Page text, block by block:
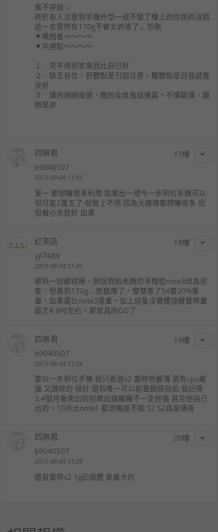
風不停說：
終於有人注意到手機外型一成不變了樓上的你說的沒錯
這一支竟然有170g不會太誇張了... 恕刪
▼嘴炮者～～～～
▼共通點～～～～
１．見不得別家東西比自己好
２．缺乏自信，好聽點是引起注意，難聽點是自我感覺
良好
３．講的頭頭是道，聽的全是鬼話連篇，不懂裝懂，顛
倒是非
17
四無君
b9040507
2013-09-04 11:19
第一 都想賺很多利潤 如果出一現今一步到位手機可以
但可能2萬五了 但實上不用 因為大廠牌都想賺很多 但
但看小米就好 如果
18
紅茶店
yjl7489
2013-09-04 11:20
看到一切都很棒，想說買給老媽的手機從note3改為這
隻，但看到170g... 就猶豫了，整整差了S4要30%重
量，如果還比note3還重，加上這隻沒實體按鍵實際畫
面才4.8吋左右，那就真的GG了
19
四無君
b9040507
2013-09-04 11:28
要以一步到位手機 我只看過s2 當時他最薄 還有cpu最
強 又調效的 很好 還有唯一可以前置鏡頭自拍 我記得
3.4個月後來出的別牌出旗艦機不一定他強 甚至他自己
出的。10月出note1 都流暢度不如 S2 S2真是傳奇
20
四無君
b9040507
2013-09-04 11:29
還有當時s2 1g記憶體 是最大的